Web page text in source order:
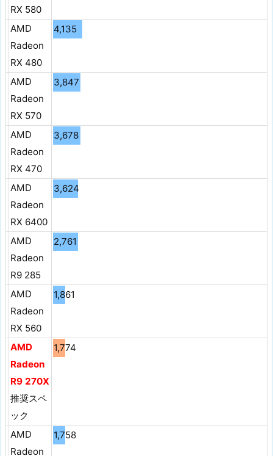
RX 580
AMD
Radeon
RX 480
4,135
AMD
Radeon
RX 570
3,847
AMD
Radeon
RX 470
3,678
AMD
Radeon
RX 6400
3,624
AMD
Radeon
R9 285
2,761
AMD
Radeon
RX 560
1,861
AMD
Radeon
R9 270X
推奨スペ
ック
1,774
AMD
Radeon
1,758